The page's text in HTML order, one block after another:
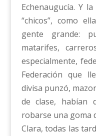
Echenaugucía. Y
“chicos”, como
gente grande:
matarifes,
especialmente,
Federación que
divisa punzó,
de clase, habían
robarse una goma
Clara, todas las